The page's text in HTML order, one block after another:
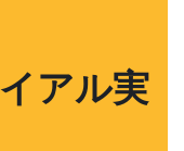
アル実